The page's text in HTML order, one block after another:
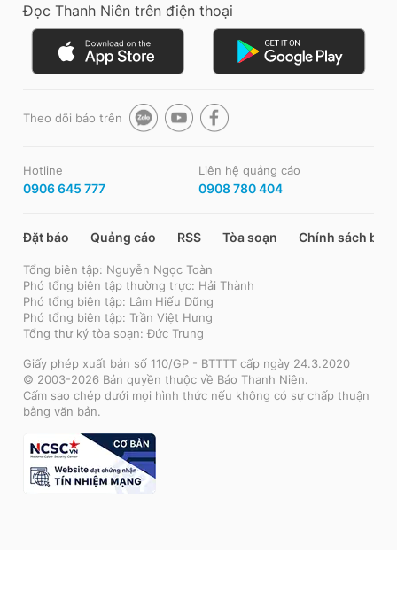
Đọc Thanh Niên trên điện thoại
Theo dõi báo trên
Hotline
0906 645 777
Liên hệ quảng cáo
0908 780 404
Đặt báo Quảng cáo RSS Tòa soạn Chính sách bảo
Tổng biên tập: Nguyễn Ngọc Toàn
Phó tổng biên tập thường trực: Hải Thành
Phó tổng biên tập: Lâm Hiếu Dũng
Phó tổng biên tập: Trần Việt Hưng
Tổng thư ký tòa soạn: Đức Trung
Giấy phép xuất bản số 110/GP - BTTTT cấp ngày 24.3.2020
© 2003-2026 Bản quyền thuộc về Báo Thanh Niên.
Cấm sao chép dưới mọi hình thức nếu không có sự chấp thuận
bằng văn bản.